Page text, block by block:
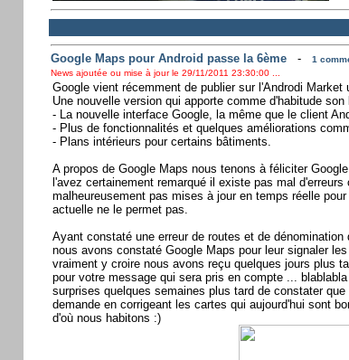
Google Maps pour Android passe la 6ème-
1
News ajoutée ou mise à jour le 29/11/2011 23:30:00 ...
Google vient récemment de publier sur l'Androdi
Une nouvelle version qui apporte comme d'habitude
- La nouvelle interface Google, la même que le client
- Plus de fonctionnalités et quelques améliorations
- Plans intérieurs pour certains bâtiments.
A propos de Google Maps nous tenons à féliciter
l'avez certainement remarqué il existe pas mal
malheureusement pas mises à jour en temps réelle
actuelle ne le permet pas.
Ayant constaté une erreur de routes et de
nous avons constaté Google Maps pour leur signaler
vraiment y croire nous avons reçu quelques jours plus
pour votre message qui sera pris en compte ...
surprises quelques semaines plus tard de constater
demande en corrigeant les cartes qui aujourd'hui sont
d'où nous habitons :)